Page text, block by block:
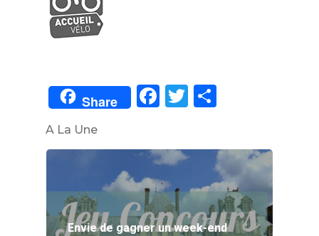
Share Facebook
Twitter
A La Une
Envie de gagner un week-end